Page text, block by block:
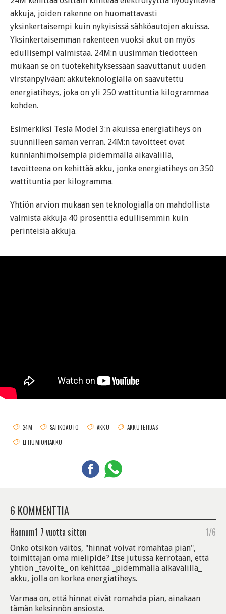
akkuja, joiden rakenne on huomattavasti
yksinkertaisempi kuin nykyisissä sähköautojen akuissa.
Yksinkertaisemman rakenteen vuoksi akut on myös
edullisempi valmistaa. 24M:n uusimman tiedotteen
mukaan se on tuotekehityksessään saavuttanut uuden
virstanpylvään: akkuteknologialla on saavutettu
energiatiheys, joka on yli 250 wattituntia kilogrammaa
kohden.
Esimerkiksi Tesla Model 3:n akuissa energiatiheys on
suunnilleen saman verran. 24M:n tavoitteet ovat
kunnianhimoisempia pidemmällä aikavälillä,
tavoitteena on kehittää akku, jonka energiatiheys on 350
wattituntia per kilogramma.
Yhtiön arvion mukaan sen teknologialla on mahdollista
valmista akkuja 40 prosenttia edullisemmin kuin
perinteisiä akkuja.
24M SÄHKÖAUTO AKKU
AKKUTEHDAS
LITIUMIONIAKKU
6 KOMMENTTIA
Hannum1 7 vuotta sitten 1/6
Onko otsikon väitös, "hinnat voivat romahtaa pian",
toimittajan oma mielipide? Itse jutussa kerrotaan, että
yhtiön _tavoite_ on kehittää _pidemmällä aikavälillä_
akku, jolla on korkea energiatiheys.
Varmaa on, että hinnat eivät romahda pian, ainakaan
tämän keksinnön ansiosta.